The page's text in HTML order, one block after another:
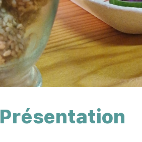
Présentation